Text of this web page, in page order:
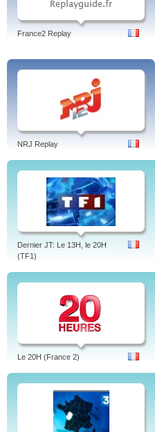
France2 Replay
NRJ Replay
Dernier JT: Le 13H, le 20H
(TF1)
Le 20H (France 2)